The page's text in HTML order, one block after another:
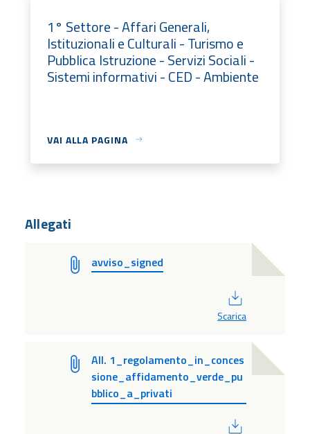
1° Settore - Affari Generali,
Istituzionali e Culturali - Turismo e
Pubblica Istruzione - Servizi Sociali -
Sistemi informativi - CED - Ambiente
VAI ALLA PAGINA
Allegati
avviso_signed
Scarica
All. 1_regolamento_in_conces
sione_affidamento_verde_pu
bblico_a_privati